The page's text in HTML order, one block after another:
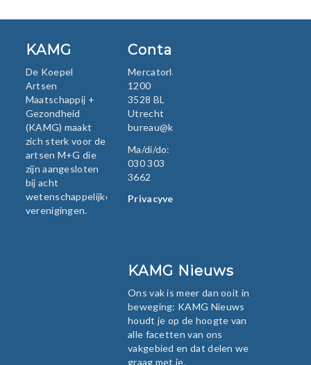
KAMG
De Koepel
Artsen
Maatschappij +
Gezondheid
(KAMG) maakt
zich sterk voor de
artsen M+G die
zijn aangesloten
bij acht
wetenschappelijke
verenigingen.
Contact
Mercatorlaan
1200
3528 BL
Utrecht
bureau@kamg.nl
Ma/di/do:
030 303
3662
Privacyverklaring
KAMG Nieuws
Ons vak is meer dan ooit in
beweging: KAMG Nieuws
houdt je op de hoogte van
alle facetten van ons
vakgebied en dat delen we
graag met je.